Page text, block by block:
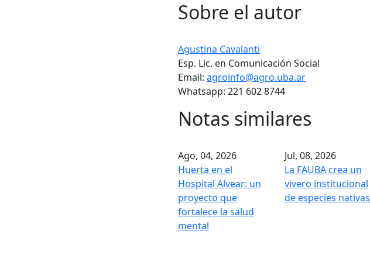
Sobre el autor
Agustina Cavalanti
Esp. Lic. en Comunicación Social
Email: agroinfo@agro.uba.ar
Whatsapp: 221 602 8744
Notas similares
Ago, 04, 2026
Huerta en el
Hospital Alvear: un
proyecto que
fortalece la salud
mental
Jul, 08, 2026
La FAUBA crea un
vivero institucional
de especies nativas